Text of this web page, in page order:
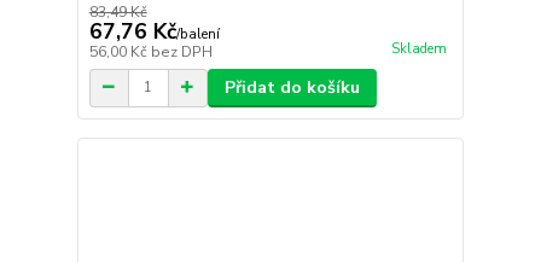
83,49 Kč
67,76 Kč/balení
56,00 Kč bez DPH Skladem
Přidat do košíku